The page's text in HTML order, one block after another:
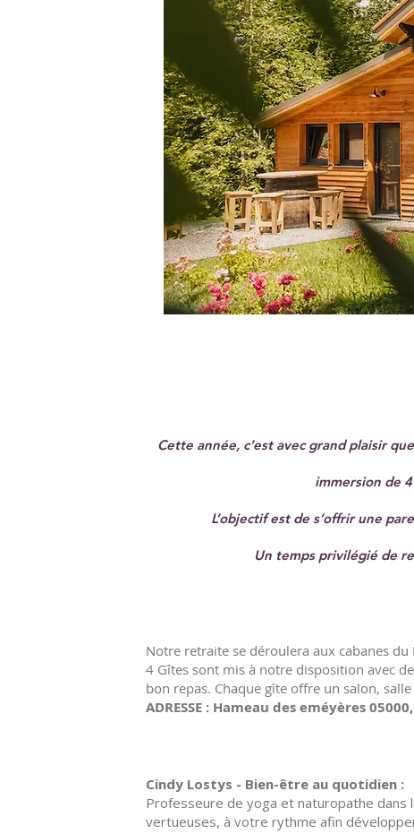
Cette année, c’est avec grand plaisir
immersion de
L’objectif est de s’offrir une
Un temps privilégié de
Notre retraite se déroulera aux cabanes
4 Gîtes sont mis à notre disposition avec
bon repas. Chaque gîte offre un salon,
ADRESSE : Hameau des eméyères
Cindy Lostys - Bien-être au quotidien :
Professeure de yoga et naturopathe dans
vertueuses, à votre rythme afin